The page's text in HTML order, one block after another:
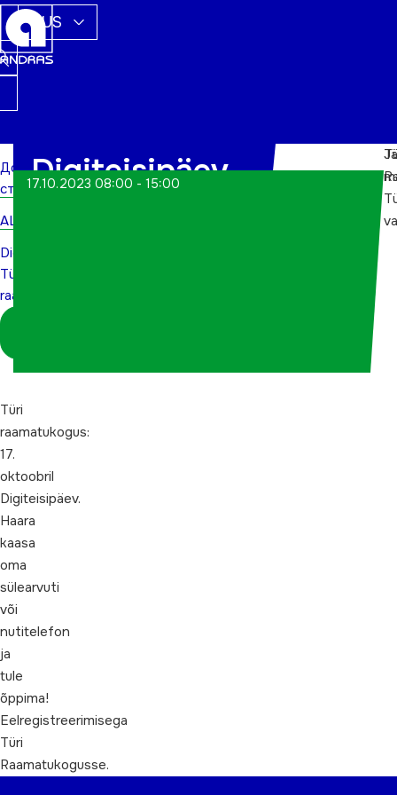
RUS
Домашняя
страница
ALWs
Digiteisipäev
Türi
raamatukogus
Digiteisipäev
17.10.2023 08:00 - 15:00
Türi
raamatukogus:
17.
oktoobril
Digiteisipäev.
Haara
kaasa
oma
sülearvuti
või
nutitelefon
ja
tule
õppima!
Eelregistreerimisega
Türi
Raamatukogusse.